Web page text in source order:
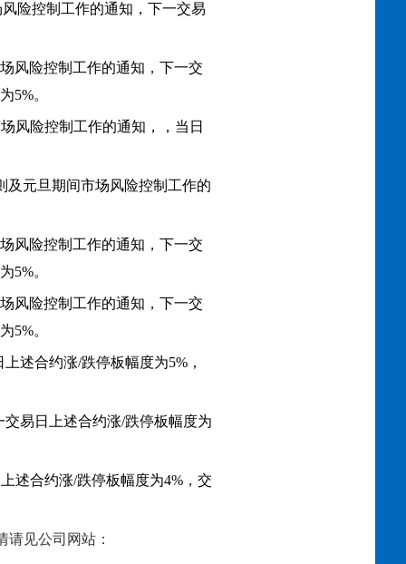
险控制工作的通知，下一交易
风险控制工作的通知，下一交
5%。
风险控制工作的通知，，当日
及元旦期间市场风险控制工作的
风险控制工作的通知，下一交
5%。
风险控制工作的通知，下一交
5%。
述合约涨/跌停板幅度为5%，
易日上述合约涨/跌停板幅度为
述合约涨/跌停板幅度为4%，交
见公司网站：